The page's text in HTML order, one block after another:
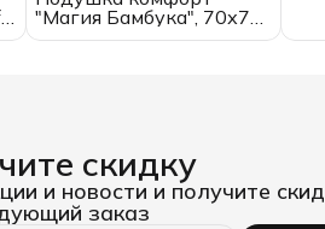
"Магия Бамбука", 70х70,
микрофибра
скидку
и новости и получите
заказ